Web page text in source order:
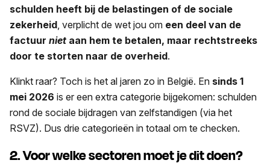
schulden heeft bij de belastingen of de sociale
zekerheid , verplicht de wet jou om een deel van de
factuur niet aan hem te betalen, maar rechtstreeks
door te storten naar de overheid.
Klinkt raar? Toch is het al jaren zo in België. En sinds 1
mei 2026 is er een extra categorie bijgekomen: schulden
rond de sociale bijdragen van zelfstandigen (via het
RSVZ). Dus drie categorieën in totaal om te checken.
2. Voor welke sectoren moet je dit doen?